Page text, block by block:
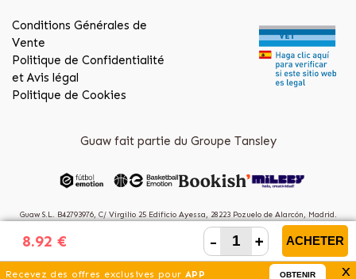
8.92 € - + ACHETER
Recevez des offres exclusives pourAPP OBTENIR x
Conditions Générales de
Vente
Politique de Confidentialité
et Avis légal
Politique de Cookies
Guaw fait partie du Groupe Tansley
Guaw S.L. B42793976, C/ Virgilio 25 Edificio Ayessa, 28223 Pozuelo de Alarcón, Madrid.